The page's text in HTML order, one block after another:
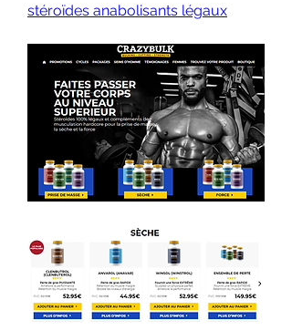
stéroïdes anabolisants légaux